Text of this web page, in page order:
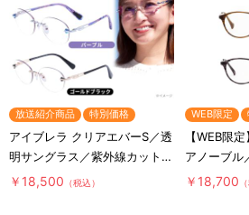
放送紹介商品 特別価格
アイブレラ クリアエバーS／透
明サングラス／紫外線カット＆
ブルーライトカット／目の健康
￥18,500 （税込）
WEB限定
【WEB限
アノーブル
紫外線カッ
￥18,700